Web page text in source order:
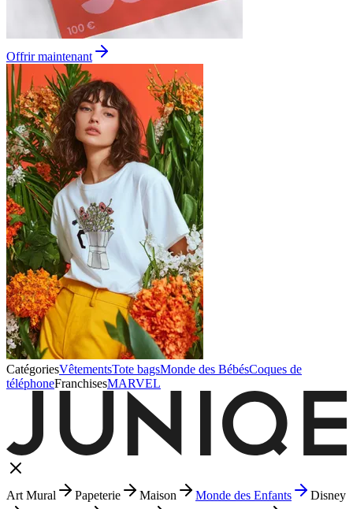
Offrir maintenant
CatégoriesVêtementsTote bagsMonde des BébésCoques de
téléphoneFranchisesMARVEL
Art Mural Papeterie Maison Monde des Enfants
Disney